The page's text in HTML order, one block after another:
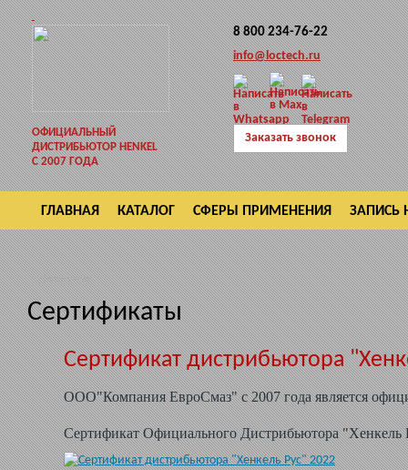
ОФИЦИАЛЬНЫЙ
ДИСТРИБЬЮТОР HENKEL
С 2007 ГОДА
8 800 234-76-22
info@loctech.ru
Заказать звонок
ГЛАВНАЯ КАТАЛОГ СФЕРЫ ПРИМЕНЕНИЯ ЗАПИСЬ
ВОЗВРАТ
Сертификат
Сертификаты
Сертификат дистрибьютора
ООО"Компания ЕвроСмаз" с 2007 года является
Сертификат Официального Дистрибьютора "Хенкель